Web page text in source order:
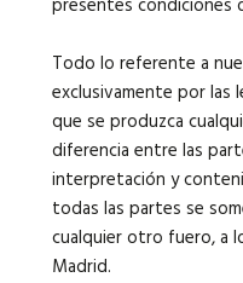
presentes condiciones
Todo lo referente a
exclusivamente por las
que se produzca
diferencia entre las
interpretación y
todas las partes se
cualquier otro fuero, a
Madrid.